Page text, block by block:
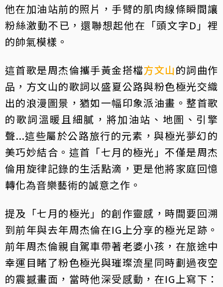
他在加油站前的照片，手臂的肌肉線條瞬間讓
粉絲激動不已，還聯想起他在「頭文字D」裡
的帥氣模樣。
這首歌是周杰倫攜手黃金搭檔方文山的詞曲作
品，方文山的歌詞以盛夏公路與粉色極光交織
出的浪漫圖景，猶如一幅印象派油畫。整首歌
的歌詞溫暖且細膩，將加油站、地圖、引擎
聲...這些屬於公路旅行的元素，與極光夢幻的
美巧妙結合。這首「七月的極光」不僅是周杰
倫用旋律記錄的生活點滴，更是他將家庭回憶
轉化為音樂藝術的誠意之作。
提及「七月的極光」的創作靈感，時間要回溯
到前年與去年周杰倫在IG上分享的極光足跡。
前年周杰倫親自駕車帶著老婆小孩，在旅途中
幸運目睹了粉色極光與璀璨流星同時劃過夜空
的震撼畫面，當時他深受感動，在IG上寫下：